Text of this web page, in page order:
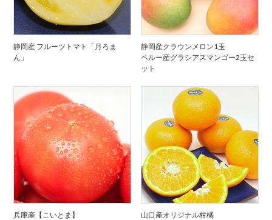
静岡産 フルーツトマト「月ろま
ん」
静岡産クラウンメロン1玉
ペルー産グラシアスマンゴー2玉セ
ット
兵庫産【こいとま】
山口産オリジナル柑橘